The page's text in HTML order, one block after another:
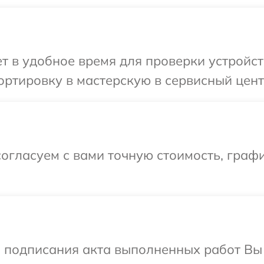
удобное время для проверки
в мастерскую в сервисный
с вами точную стоимость,
акта выполненных работ